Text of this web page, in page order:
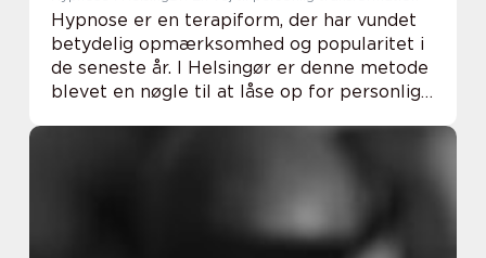
Hypnose er en terapiform, der har vundet
betydelig opmærksomhed og popularitet i
de seneste år. I Helsingør er denne metode
blevet en nøgle til at låse op for personlige